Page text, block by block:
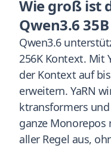
Wie groß ist
Qwen3.6 35B
Qwen3.6
256K Kontext. Mit
der Kontext auf
erweitern. YaRN
ktransformers
ganze
aller Regel aus,